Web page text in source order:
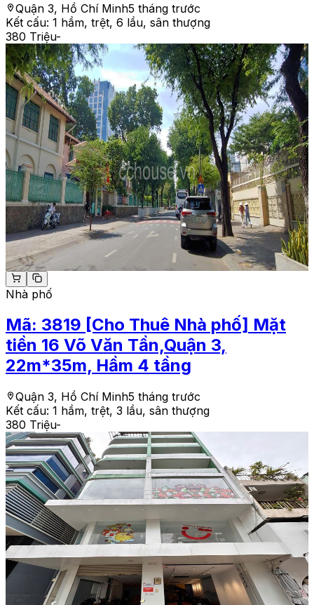
Quận 3, Hồ Chí Minh5 tháng trước
Kết cấu: 1 hầm, trệt, 6 lầu, sân thượng
380 Triệu-
Nhà phố
Mã: 3819 [Cho Thuê Nhà phố] Mặt
tiền 16 Võ Văn Tần,Quận 3,
22m*35m, Hầm 4 tầng
Quận 3, Hồ Chí Minh5 tháng trước
Kết cấu: 1 hầm, trệt, 3 lầu, sân thượng
380 Triệu-